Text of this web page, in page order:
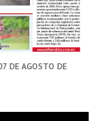
DE AGOSTO DE